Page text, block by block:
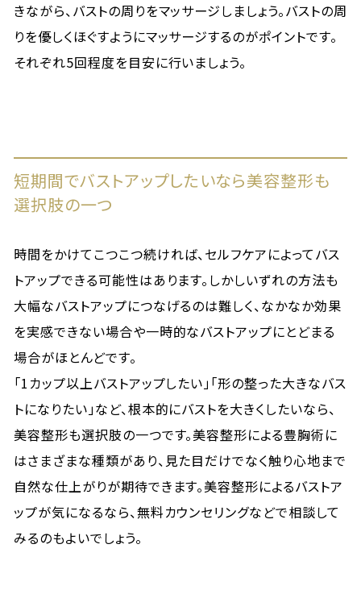
きながら、バストの周りをマッサージしましょう。バストの周
りを優しくほぐすようにマッサージするのがポイントです。
それぞれ5回程度を目安に行いましょう。
短期間でバストアップしたいなら美容整形も
選択肢の一つ
時間をかけてこつこつ続ければ、セルフケアによってバス
トアップできる可能性はあります。しかしいずれの方法も
大幅なバストアップにつなげるのは難しく、なかなか効果
を実感できない場合や一時的なバストアップにとどまる
場合がほとんどです。
「1カップ以上バストアップしたい」「形の整った大きなバス
トになりたい」など、根本的にバストを大きくしたいなら、
美容整形も選択肢の一つです。美容整形による豊胸術に
はさまざまな種類があり、見た目だけでなく触り心地まで
自然な仕上がりが期待できます。美容整形によるバストア
ップが気になるなら、無料カウンセリングなどで相談して
みるのもよいでしょう。